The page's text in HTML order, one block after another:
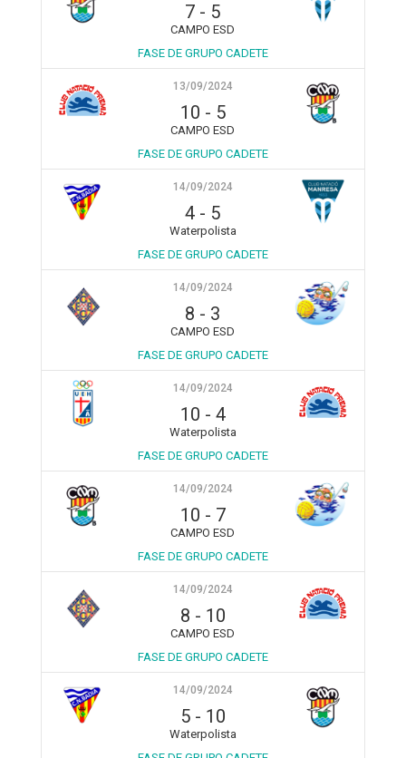
7 - 5
CAMPO ESD
FASE DE GRUPO CADETE
13/09/2024
10 - 5
CAMPO ESD
FASE DE GRUPO CADETE
14/09/2024
4 - 5
Waterpolista
FASE DE GRUPO CADETE
14/09/2024
8 - 3
CAMPO ESD
FASE DE GRUPO CADETE
14/09/2024
10 - 4
Waterpolista
FASE DE GRUPO CADETE
14/09/2024
10 - 7
CAMPO ESD
FASE DE GRUPO CADETE
14/09/2024
8 - 10
CAMPO ESD
FASE DE GRUPO CADETE
14/09/2024
5- 10
Waterpolista